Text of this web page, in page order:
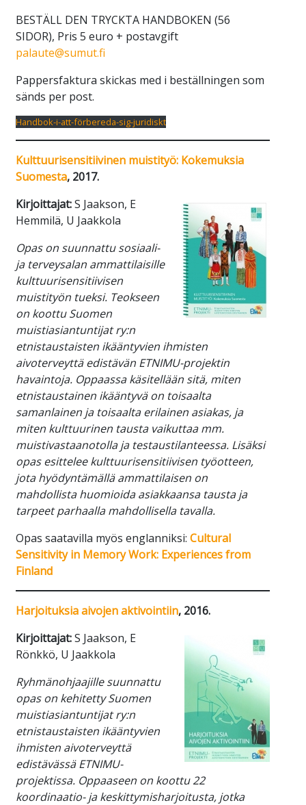
BESTÄLL DEN TRYCKTA HANDBOKEN (56
SIDOR), Pris 5 euro + postavgift
palaute@sumut.fi
Pappersfaktura skickas med i beställningen som
sänds per post.
Handbok-i-att-förbereda-sig-juridiskt
Kulttuurisensitiivinen muistityö: Kokemuksia
Suomesta, 2017.
Kirjoittajat:S Jaakson, E
Hemmilä, U Jaakkola
Opas on suunnattu sosiaali-
ja terveysalan ammattilaisille
kulttuurisensitiivisen
muistityön tueksi. Teokseen
on koottu Suomen
muistiasiantuntijat ry:n
etnistaustaisten ikääntyvien ihmisten
aivoterveyttä edistävän ETNIMU-projektin
havaintoja. Oppaassa käsitellään sitä, miten
etnistaustainen ikääntyvä on toisaalta
samanlainen ja toisaalta erilainen asiakas, ja
miten kulttuurinen tausta vaikuttaa mm.
muistivastaanotolla ja testaustilanteessa. Lisäksi
opas esittelee kulttuurisensitiivisen työotteen,
jota hyödyntämällä ammattilaisen on
mahdollista huomioida asiakkaansa tausta ja
tarpeet parhaalla mahdollisella tavalla.
Opas saatavilla myös englanniksi: Cultural
Sensitivity in Memory Work: Experiences from
Finland
Harjoituksia aivojen aktivointiin, 2016.
Kirjoittajat:S Jaakson, E
Rönkkö, U Jaakkola
Ryhmänohjaajille suunnattu
opas on kehitetty Suomen
muistiasiantuntijat ry:n
etnistaustaisten ikääntyvien
ihmisten aivoterveyttä
edistävässä ETNIMU-
projektissa. Oppaaseen on koottu 22
koordinaatio- ja keskittymisharjoitusta, jotka